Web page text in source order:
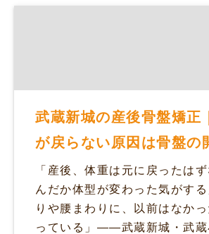
武蔵新城の産後骨盤矯正
が戻らない原因は骨盤の
「産後、体重は元に戻ったは
んだか体型が変わった気がす
りや腰まわりに、以前はなか
っている」——武蔵新城・武蔵